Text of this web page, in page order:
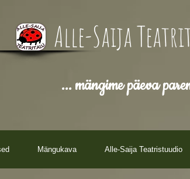
Alle-Saija
... mängime päeva
Mängukava Alle-Saija Teatristuudio